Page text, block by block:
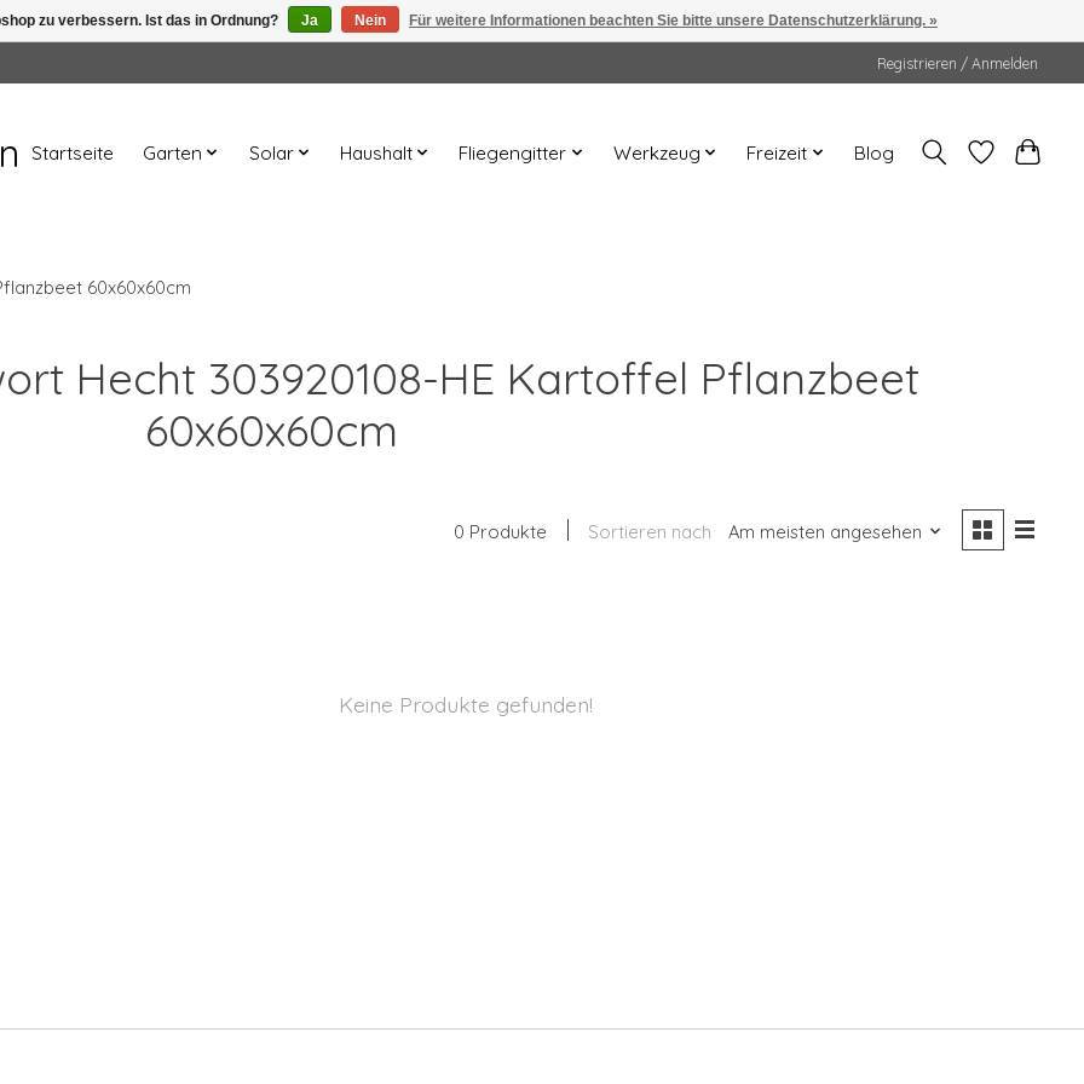
Registrieren / Anmelden
Startseite Garten Solar Haushalt Fliegengitter Werkzeug Freizeit Blog
60x60x60cm
Hecht 303920108-HE Kartoffel Pflanzbeet
60x60x60cm
0 Produkte Sortieren nach Am meisten angesehen
Keine Produkte gefunden!
zu verbessern. Ist das in Ordnung? Ja Nein Für weitere Informationen beachten Sie bitte unsere Datenschutzerklärung. »